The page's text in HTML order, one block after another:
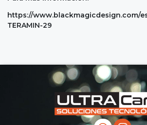
https://www.blackmagicdesign.com/
TERAMIN-29